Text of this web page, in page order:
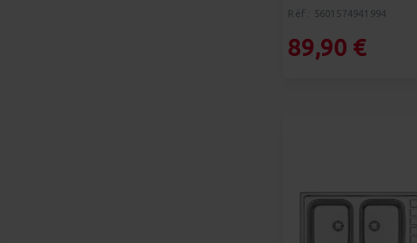
Réf : 5601574941994
89,90 €